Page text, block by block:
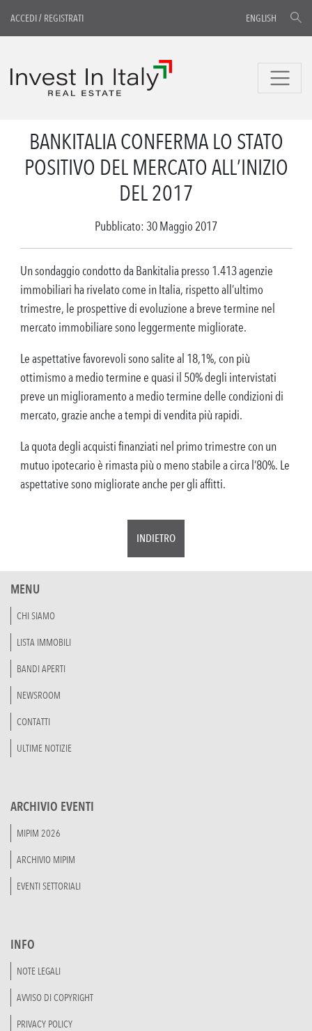
ACCEDI/ REGISTRATI ENGLISH
BANKITALIA CONFERMA LO STATO
POSITIVO DEL MERCATO ALL’INIZIO
DEL 2017
Pubblicato: 30 Maggio 2017
Un sondaggio condotto da Bankitalia presso 1.413 agenzie
immobiliari ha rivelato come in Italia, rispetto all’ultimo
trimestre, le prospettive di evoluzione a breve termine nel
mercato immobiliare sono leggermente migliorate.
Le aspettative favorevoli sono salite al 18,1%, con più
ottimismo a medio termine e quasi il 50% degli intervistati
preve un miglioramento a medio termine delle condizioni di
mercato, grazie anche a tempi di vendita più rapidi.
La quota degli acquisti finanziati nel primo trimestre con un
mutuo ipotecario è rimasta più o meno stabile a circa l’80%. Le
aspettative sono migliorate anche per gli affitti.
INDIETRO
MENU
CHI SIAMO
LISTA IMMOBILI
BANDI APERTI
NEWSROOM
CONTATTI
ULTIME NOTIZIE
ARCHIVIO EVENTI
MIPIM 2026
ARCHIVIO MIPIM
EVENTI SETTORIALI
INFO
NOTE LEGALI
AVVISO DI COPYRIGHT
PRIVACY POLICY